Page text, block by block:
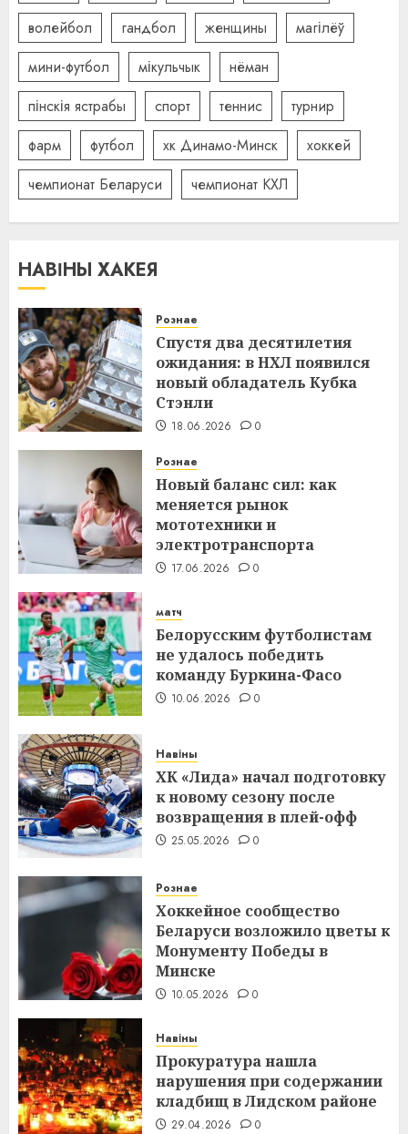
волейбол
гандбол женщины
магілёў
мини-футбол
мікульчык
нёман
пінскія ястрабы
спорт теннис
турнир
фарм
футбол хк Динамо-Минск
хоккей
чемпионат Беларуси
чемпионат КХЛ
НАВІНЫ ХАКЕЯ
Рознае
Спустя два десятилетия
ожидания: в НХЛ появился
новый обладатель Кубка
Стэнли
18.06.2026 0
Рознае
Новый баланс сил: как
меняется рынок
мототехники и
электротранспорта
17.06.2026 0
матч
Белорусским футболистам
не удалось победить
команду Буркина-Фасо
10.06.2026 0
Навіны
ХК «Лида» начал подготовку
к новому сезону после
возвращения в плей-офф
25.05.2026 0
Рознае
Хоккейное сообщество
Беларуси возложило цветы к
Монументу Победы в
Минске
10.05.2026 0
Навіны
Прокуратура нашла
нарушения при содержании
кладбищ в Лидском районе
29.04.2026 0